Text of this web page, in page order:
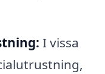
I vissa